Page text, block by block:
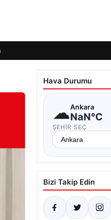
Hava Durumu
☁Ankara
NaN°C
ŞEHIR SEÇ
Bizi Takip Edin